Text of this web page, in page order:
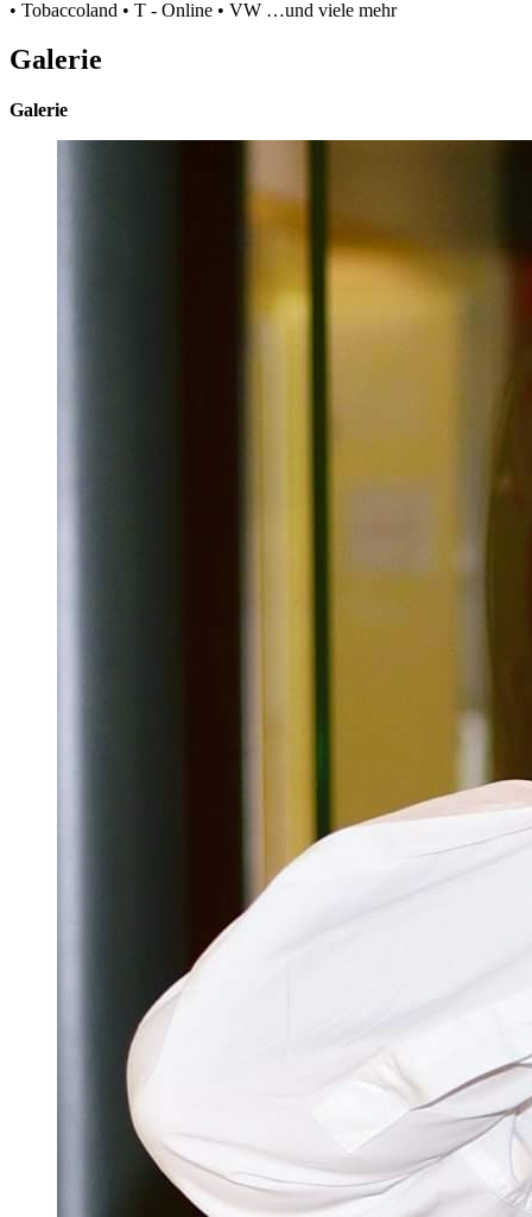
• Tobaccoland • T - Online • VW …und viele mehr
Galerie
Galerie